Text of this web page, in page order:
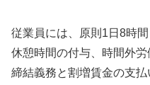
従業員には、原則1日8時
休憩時間の付与、時間外
締結義務と割増賃金の支